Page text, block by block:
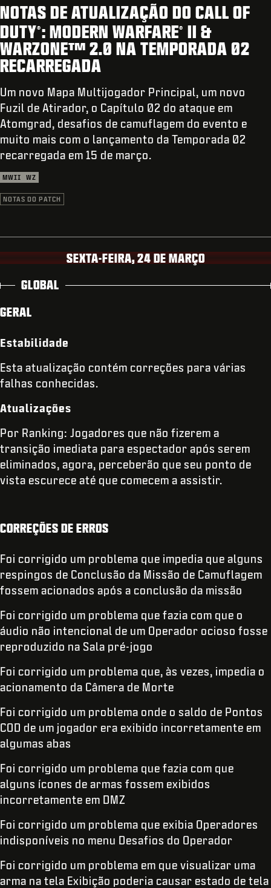
SUPORTE
XBOX GAME PASS
ENTRAR|INSCREVER-SE
NOTAS DE ATUALIZAÇÃO DO CALL OF
DUTY®️: MODERN WARFARE® ️ II &
WARZONE™️ 2.0 NA TEMPORADA 02
RECARREGADA
Um novo Mapa Multijogador Principal, um novo
Fuzil de Atirador, o Capítulo 02 do ataque em
Atomgrad, desafios de camuflagem do evento e
muito mais com o lançamento da Temporada 02
recarregada em 15 de março.
MWII WZ
NOTAS DO PATCH
SEXTA-FEIRA, 24 DE MARÇO
GLOBAL
GERAL
Estabilidade
Esta atualização contém correções para várias
falhas conhecidas.
Atualizações
Por Ranking: Jogadores que não fizerem a
transição imediata para espectador após serem
eliminados, agora, perceberão que seu ponto de
vista escurece até que comecem a assistir.
CORREÇÕES DE ERROS
Foi corrigido um problema que impedia que alguns
respingos de Conclusão da Missão de Camuflagem
fossem acionados após a conclusão da missão
Foi corrigido um problema que fazia com que o
áudio não intencional de um Operador ocioso fosse
reproduzido na Sala pré-jogo
Foi corrigido um problema que, às vezes, impedia o
acionamento da Câmera de Morte
Foi corrigido um problema onde o saldo de Pontos
COD de um jogador era exibido incorretamente em
algumas abas
Foi corrigido um problema que fazia com que
alguns ícones de armas fossem exibidos
incorretamente em DMZ
Foi corrigido um problema que exibia Operadores
indisponíveis no menu Desafios do Operador
Foi corrigido um problema em que visualizar uma
arma na tela Exibição poderia causar estado de tela